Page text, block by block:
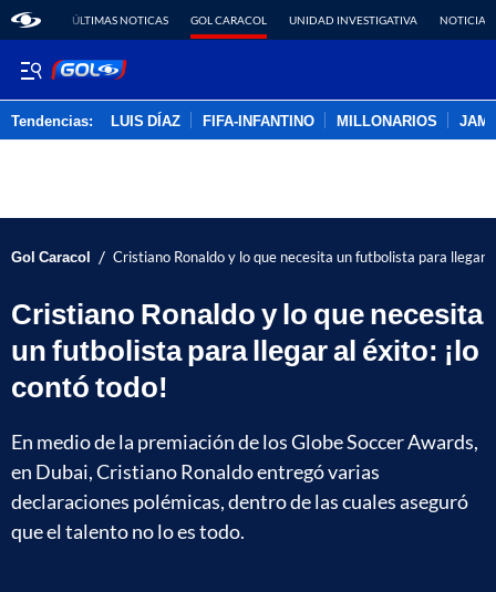
ÚLTIMAS NOTICAS GOL CARACOL UNIDAD INVESTIGATIVA NOTICIAS
Tendencias: LUIS DÍAZ FIFA-INFANTINO MILLONARIOS
Gol Caracol / Cristiano Ronaldo y lo que necesita un futbolista para llegar
Cristiano Ronaldo y lo que necesita
un futbolista para llegar al éxito: ¡lo
contó todo!
En medio de la premiación de los Globe Soccer Awards,
en Dubai, Cristiano Ronaldo entregó varias
declaraciones polémicas, dentro de las cuales aseguró
que el talento no lo es todo.